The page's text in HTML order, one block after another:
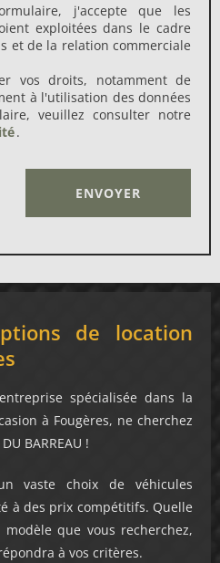
j'accepte que les
exploitées dans le cadre
et de la relation commerciale
vos droits, notamment de
à l'utilisation des données
veuillez consulter notre
.
de location
spécialisée dans la
à Fougères, ne cherchez
BARREAU !
vaste choix de véhicules
à des prix compétitifs. Quelle
que vous recherchez,
à vos critères.